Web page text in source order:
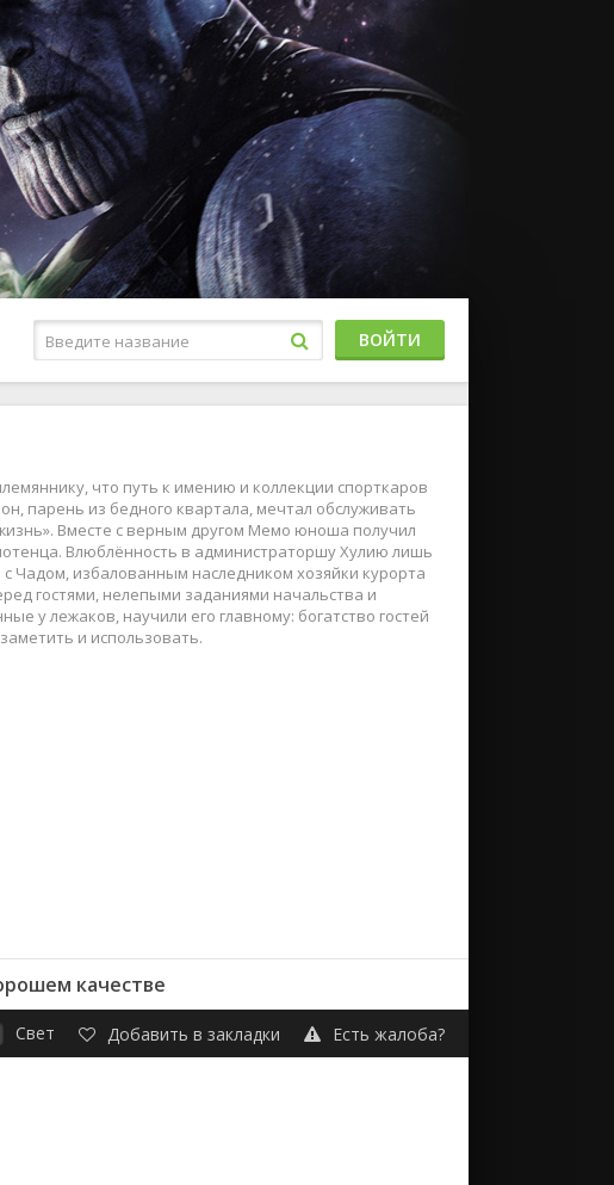
ВОЙТИ
что путь к имению и коллекции спорткаров
парень из бедного квартала, мечтал обслуживать
Вместе с верным другом Мемо юноша получил
Влюблённость в администраторшу Хулию лишь
Чадом, избалованным наследником хозяйки курорта
гостями, нелепыми заданиями начальства и
у лежаков, научили его главному: богатство гостей
и использовать.
качестве
Свет Добавить в закладки Есть жалоба?